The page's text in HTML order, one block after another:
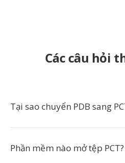
Các câu hỏi
Tại sao chuyển PDB sang
Phần mềm nào mở tệp PCT?